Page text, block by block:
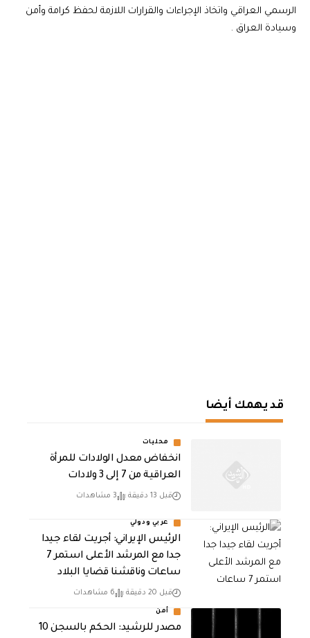
الرسمي العراقي واتخاذ الإجراءات والقرارات اللازمة لحفظ كرامة وأمن
وسيادة العراق .
قد يهمك أيضا
محليات
انخفاض معدل الولادات للمرأة
العراقية من 7 إلى 3 ولادات
قبل 13 دقيقة 3 مشاهدات
عربي ودولي
الرئيس الإيراني: أجريت لقاء جيدا
جدا مع المرشد الأعلى استمر 7
ساعات وناقشنا قضايا البلاد
قبل 20 دقيقة 6 مشاهدات
أمن
مصدر للرشيد: الحكم بالسجن 10